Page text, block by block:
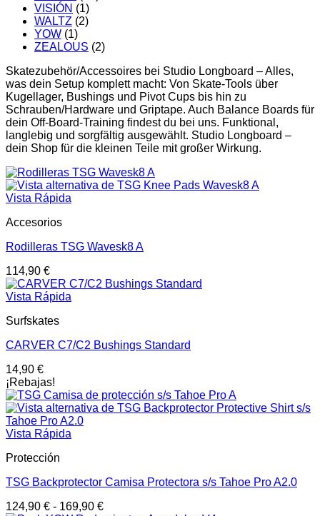
VISIÓN (1)
WALTZ (2)
YOW (1)
ZEALOUS (2)
Skatezubehör/Accessoires bei Studio Longboard – Alles,
was dein Setup komplett macht: Von Skate-Tools über
Kugellager, Bushings und Pivot Cups bis hin zu
Schrauben/Hardware und Griptape. Auch Balance Boards für
dein Off-Board-Training findest du bei uns. Funktional,
langlebig und sorgfältig ausgewählt. Studio Longboard –
dein Shop für die kleinen Teile mit großer Wirkung.
Vista Rápida
Accesorios
Rodilleras TSG Wavesk8 A
114,90 €
Vista Rápida
Surfskates
CARVER C7/C2 Bushings Standard
14,90 €
¡Rebajas!
Vista Rápida
Protección
TSG Backprotector Camisa Protectora s/s Tahoe Pro A2.0
124,90 € - 169,90 €